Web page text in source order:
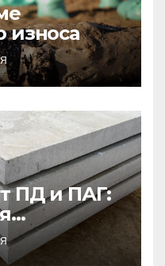
износа
ПД и ПАГ: